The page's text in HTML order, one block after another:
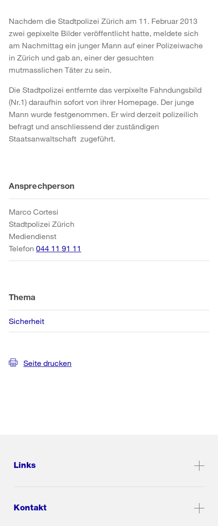
Nachdem die Stadtpolizei Zürich am 11. Februar 2013
zwei gepixelte Bilder veröffentlicht hatte, meldete sich
am Nachmittag ein junger Mann auf einer Polizeiwache
in Zürich und gab an, einer der gesuchten
mutmasslichen Täter zu sein.
Die Stadtpolizei entfernte das verpixelte Fahndungsbild
(Nr.1) daraufhin sofort von ihrer Homepage. Der junge
Mann wurde festgenommen. Er wird derzeit polizeilich
befragt und anschliessend der zuständigen
Staatsanwaltschaft zugeführt.
Weitere
Informationen
Ansprechperson
Marco Cortesi
Stadtpolizei Zürich
Mediendienst
Telefon 044 11 91 11
Thema
Sicherheit
Seite drucken
Links
Kontakt